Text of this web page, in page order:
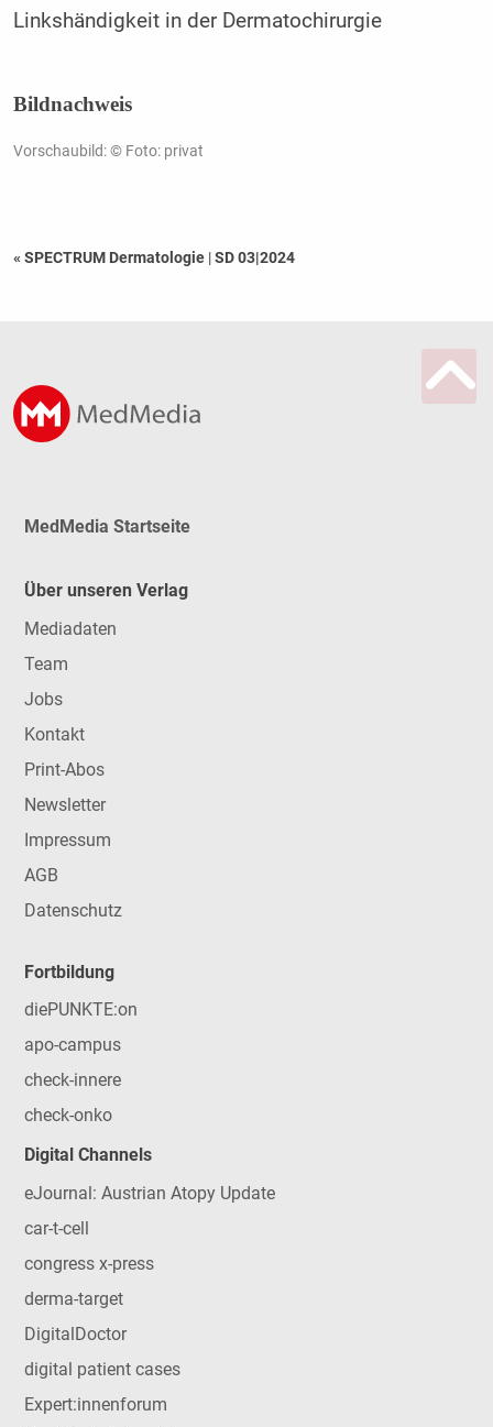
Linkshändigkeit in der Dermatochirurgie
Bildnachweis
Vorschaubild: © Foto: privat
« SPECTRUM Dermatologie |SD 03|2024
MedMedia Startseite
Über unseren Verlag
Mediadaten
Team
Jobs
Kontakt
Print-Abos
Newsletter
Impressum
AGB
Datenschutz
Fortbildung
diePUNKTE:on
apo-campus
check-innere
check-onko
Digital Channels
eJournal: Austrian Atopy Update
car-t-cell
congress x-press
derma-target
DigitalDoctor
digital patient cases
Expert:innenforum